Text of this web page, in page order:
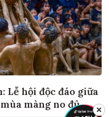
Lễ hội độc đáo giữa
màng no đủ
✕